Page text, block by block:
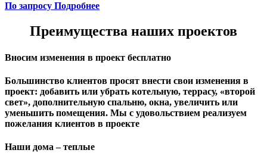
По запросу Подробнее
Преимущества наших проектов
Вносим изменения в проект бесплатно
Большинство клиентов просят внести свои изменения в
проект: добавить или убрать котельную, террасу, «второй
свет», дополнительную спальню, окна, увеличить или
уменьшить помещения. Мы с удовольствием реализуем
пожелания клиентов в проекте
Наши дома – теплые